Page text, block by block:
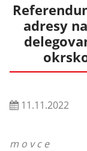
adresy
11.11.2022
O b
m o v c e